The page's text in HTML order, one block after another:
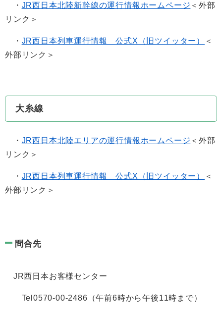
・ JR西日本北陸新幹線の運行情報ホームページ ＜外部
リンク＞
・ JR西日本列車運行情報 公式X（旧ツイッター）​
＜
外部リンク＞
大糸線
・ JR西日本北陸エリアの運行情報ホームページ ＜外部
リンク＞
・ JR西日本列車運行情報 公式X（旧ツイッター）
＜
外部リンク＞
問合先
JR西日本お客様センター
Tel0570-00-2486（午前6時から午後11時まで）